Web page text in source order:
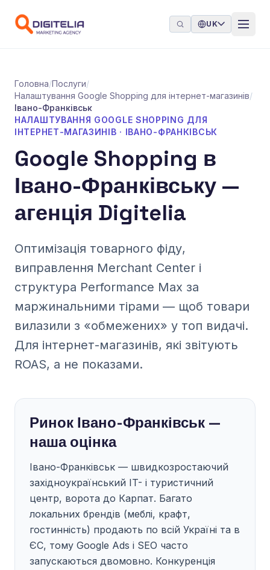
UK
Головна/Послуги/
Налаштування Google Shopping для інтернет-магазинів/
Івано-Франківськ
НАЛАШТУВАННЯ GOOGLE SHOPPING ДЛЯ
ІНТЕРНЕТ-МАГАЗИНІВ · ІВАНО-ФРАНКІВСЬК
Google Shopping в
Івано-Франківську —
агенція Digitelia
Оптимізація товарного фіду,
виправлення Merchant Center і
структура Performance Max за
маржинальними тірами — щоб товари
вилазили з «обмежених» у топ видачі.
Для інтернет-магазинів, які звітують
ROAS, а не показами.
Ринок Івано-Франківськ —
наша оцінка
Івано-Франківськ — швидкозростаючий
західноукраїнський IT- і туристичний
центр, ворота до Карпат. Багато
локальних брендів (меблі, крафт,
гостинність) продають по всій Україні та в
ЄС, тому Google Ads і SEO часто
запускаються двомовно. Конкуренція